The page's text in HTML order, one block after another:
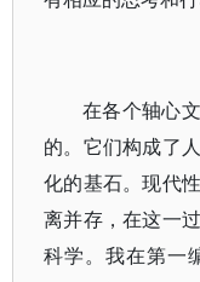
在各个轴心
的。它们构成了
化的基石。现代
离并存，在这一
科学。我在第一